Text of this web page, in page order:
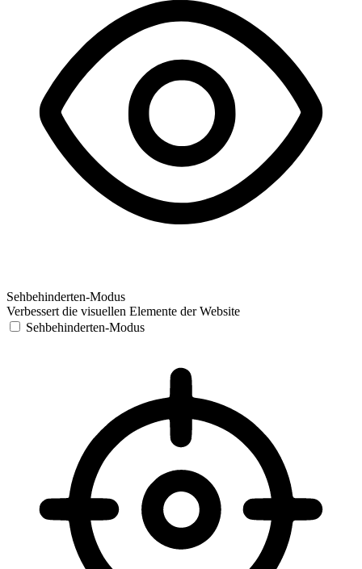
Sehbehinderten-Modus
Verbessert die visuellen Elemente der Website
Sehbehinderten-Modus